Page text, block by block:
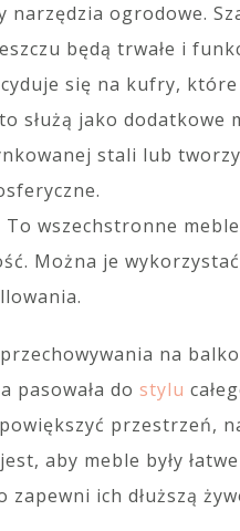
narzędzia ogrodowe.
będą trwałe i
się na kufry,
służą jako dodatkowe
stali lub
To wszechstronne
Można je
na
pasowała do stylu
przestrzeń,
aby meble były
ich dłuższą